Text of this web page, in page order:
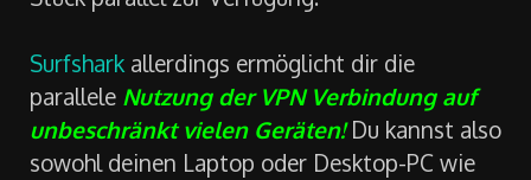
Surfshark allerdings ermöglicht dir die
parallele Nutzung der VPN Verbindung auf
unbeschränkt vielen Geräten!Du kannst also
sowohl deinen Laptop oder Desktop-PC wie